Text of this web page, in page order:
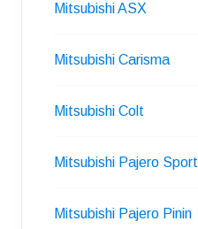
Mitsubishi ASX
Mitsubishi Carisma
Mitsubishi Colt
Mitsubishi Pajero Sport
Mitsubishi Pajero Pinin